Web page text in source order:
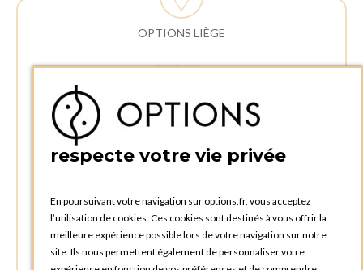
OPTIONS LIÈGE
ADRESSE :
4340 AWANS (Othée)
BELGIQUE
TÉLÉPHONE :
HEURES D'OUVERTURES
Horaires d'ouverture du Service Commercial :
Lundi au vendredi : 09:00h à 17:00h
respecte votre vie privée
En poursuivant votre navigation sur options.fr, vous acceptez
l’utilisation de cookies. Ces cookies sont destinés à vous offrir la
meilleure expérience possible lors de votre navigation sur notre
site. Ils nous permettent également de personnaliser votre